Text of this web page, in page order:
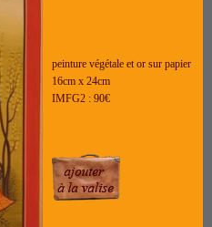
peinture végétale et or sur papier
16cm x 24cm
IMFG2 : 90€